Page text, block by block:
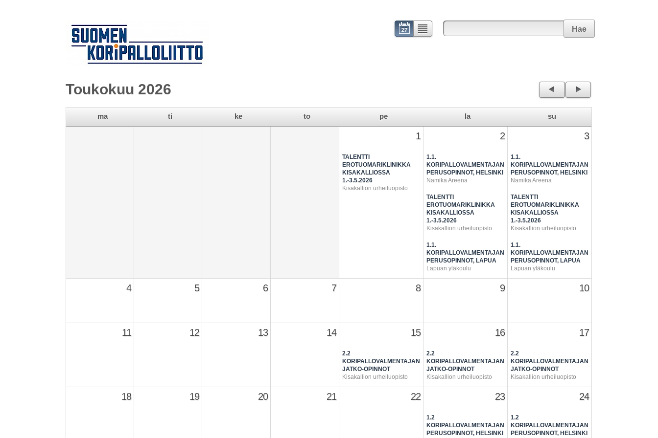
Hae
Toukokuu 2026
ma ti ke to pe la su
1
TALENTTI
EROTUOMARIKLINIKKA
KISAKALLIOSSA
1.-3.5.2026
Kisakallion urheiluopisto
2
1.1.
KORIPALLOVALMENTAJAN
PERUSOPINNOT, HELSINKI
Namika Areena
TALENTTI
EROTUOMARIKLINIKKA
KISAKALLIOSSA
1.-3.5.2026
Kisakallion urheiluopisto
1.1.
KORIPALLOVALMENTAJAN
PERUSOPINNOT, LAPUA
Lapuan yläkoulu
3
1.1.
KORIPALLOVALMENTAJAN
PERUSOPINNOT, HELSINKI
Namika Areena
TALENTTI
EROTUOMARIKLINIKKA
KISAKALLIOSSA
1.-3.5.2026
Kisakallion urheiluopisto
1.1.
KORIPALLOVALMENTAJAN
PERUSOPINNOT, LAPUA
Lapuan yläkoulu
4 5 6 7 8 9 10
11 12 13 14 15
2.2
KORIPALLOVALMENTAJAN
JATKO-OPINNOT
Kisakallion urheiluopisto
16
2.2
KORIPALLOVALMENTAJAN
JATKO-OPINNOT
Kisakallion urheiluopisto
17
2.2
KORIPALLOVALMENTAJAN
JATKO-OPINNOT
Kisakallion urheiluopisto
18 19 20 21 22 23
1.2
KORIPALLOVALMENTAJAN
PERUSOPINNOT, HELSINKI
24
1.2
KORIPALLOVALMENTAJAN
PERUSOPINNOT, HELSINKI